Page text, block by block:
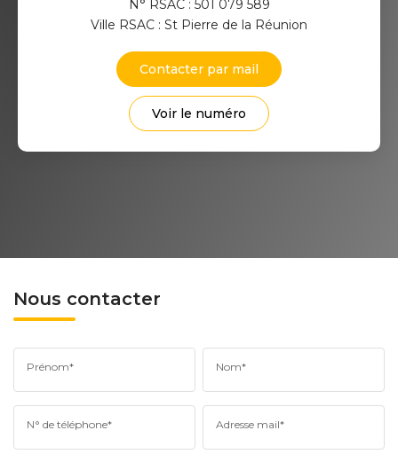
N° RSAC : 501 079 589
Ville RSAC : St Pierre de la Réunion
Contacter par mail
Voir le numéro
Nous contacter
Prénom* Nom*
N° de téléphone* Adresse mail*